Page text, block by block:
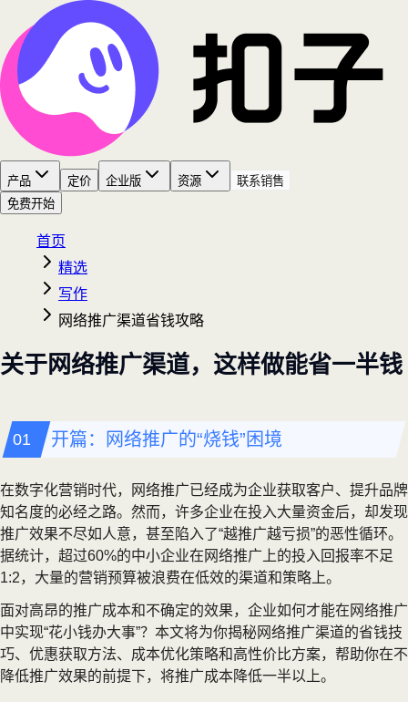
产品 定价 企业版 资源
联系销售
免费开始
首页
精选
写作
网络推广渠道省钱攻略
关于网络推广渠道，这样做能省一半钱
开篇：网络推广的“烧钱”困境
在数字化营销时代，网络推广已经成为企业获取客户、提升品牌
知名度的必经之路。然而，许多企业在投入大量资金后，却发现
推广效果不尽如人意，甚至陷入了“越推广越亏损”的恶性循环。
据统计，超过60%的中小企业在网络推广上的投入回报率不足
1:2，大量的营销预算被浪费在低效的渠道和策略上。
面对高昂的推广成本和不确定的效果，企业如何才能在网络推广
中实现“花小钱办大事”？本文将为你揭秘网络推广渠道的省钱技
巧、优惠获取方法、成本优化策略和高性价比方案，帮助你在不
降低推广效果的前提下，将推广成本降低一半以上。